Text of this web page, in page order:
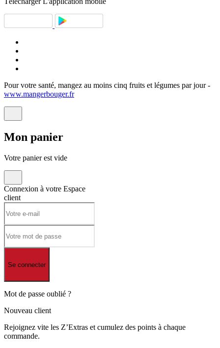
Pour votre santé, mangez au moins cinq fruits et légumes par jour -
www.mangerbouger.fr
Mon panier
Votre panier est vide
Connexion à votre Espace
client
Se connecter
Mot de passe oublié ?
Nouveau client
Rejoignez vite les Z’Extras et cumulez des points à chaque
commande.